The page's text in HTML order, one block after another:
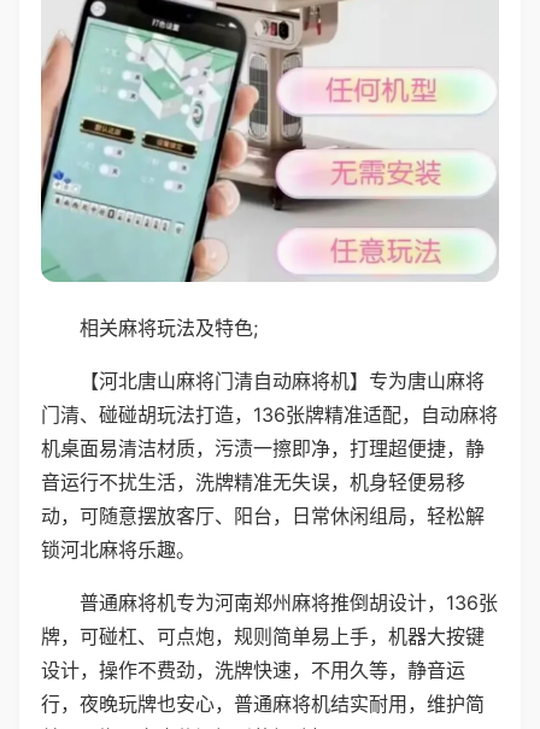
相关麻将玩法及特色;
【河北唐山麻将门清自动麻将机】专为唐山麻将
门清、碰碰胡玩法打造，136张牌精准适配，自动麻将
机桌面易清洁材质，污渍一擦即净，打理超便捷，静
音运行不扰生活，洗牌精准无失误，机身轻便易移
动，可随意摆放客厅、阳台，日常休闲组局，轻松解
锁河北麻将乐趣。
普通麻将机专为河南郑州麻将推倒胡设计，136张
牌，可碰杠、可点炮，规则简单易上手，机器大按键
设计，操作不费劲，洗牌快速，不用久等，静音运
行，夜晚玩牌也安心，普通麻将机结实耐用，维护简